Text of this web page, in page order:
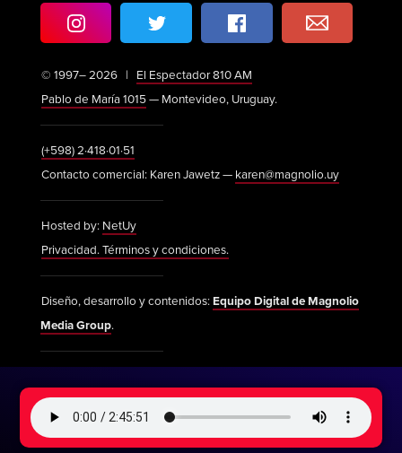
© 1997– 2026 | El Espectador 810 AM
Pablo de María 1015— Montevideo, Uruguay.
(+598) 2·418·01·51
Contacto comercial: Karen Jawetz — karen@magnolio.uy
Hosted by: NetUy
Privacidad. Términos y condiciones.
Diseño, desarrollo y contenidos:Equipo Digital de Magnolio
Media Group.